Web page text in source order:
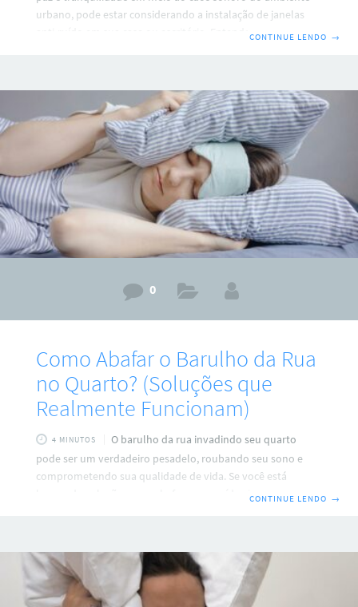
urbano, pode estar considerando a instalação de janelas
anti-ruído em sua casa ou escritório. Entender como essas
simples e completa como uma janela anti-ruído funciona e
porque um projeto personalizado pode fazer toda
CONTINUE LENDO →
0
Como Abafar o Barulho da Rua
no Quarto? (Soluções que
Realmente Funcionam)
4 MINUTOS
O barulho da rua invadindo seu quarto
pode ser um verdadeiro pesadelo, roubando seu sono e
comprometendo sua qualidade de vida. Se você está
buscando soluções para abafar esses ruídos indesejados,
problema por completo. Afinal, abafar o barulho da rua no
quarto exige uma abordagem mais estratégica, que
considera as características específicas do ruído e as
CONTINUE LENDO →